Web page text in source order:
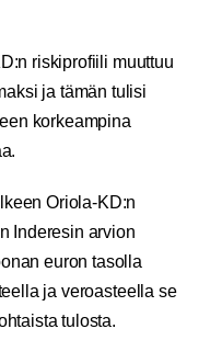
riskiprofiili muuttuu
ja tämän tulisi
korkeampina
Oriola-KD:n
Inderesin arvion
euron tasolla
ja veroasteella se
tulosta.